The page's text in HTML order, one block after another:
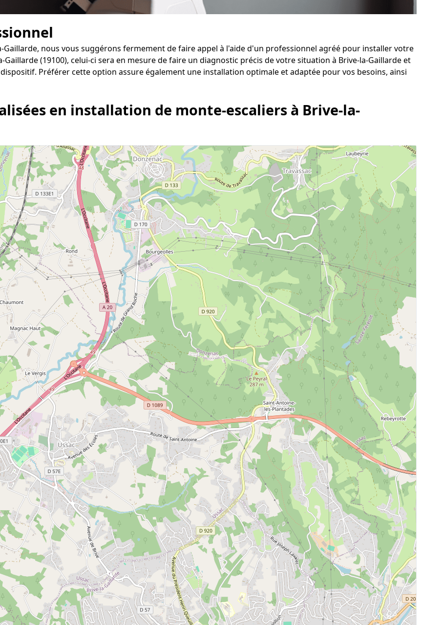
nous vous suggérons fermement de faire appel à l'aide d'un professionnel agréé pour installer votre
Gaillarde (19100), celui-ci sera en mesure de faire un diagnostic précis de votre situation à Brive-la-Gaillarde et
Préférer cette option assure également une installation optimale et adaptée pour vos besoins, ainsi
en installation de monte-escaliers à Brive-la-